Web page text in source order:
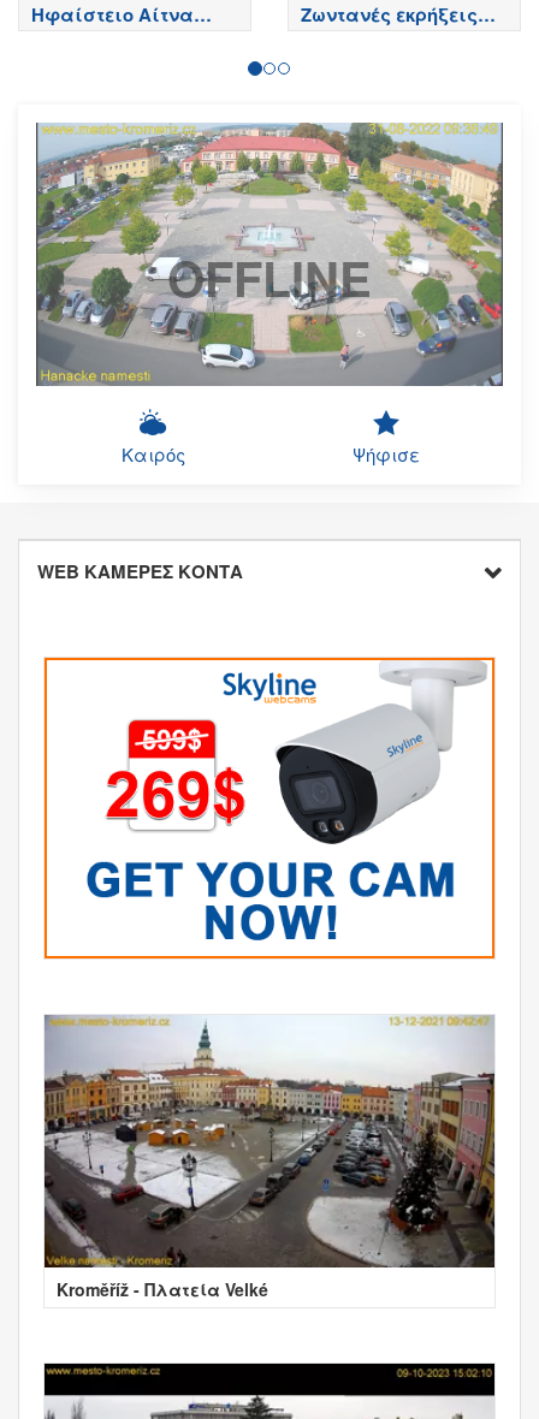
Ηφαίστειο Αίτνα
Τώρα
Ζωντανές εκρήξεις
της Αίτνας
OFFLINE
Καιρός Ψήφισε
WEB ΚΑΜΕΡΕΣ ΚΟΝΤΑ
Kroměříž - Πλατεία Velké